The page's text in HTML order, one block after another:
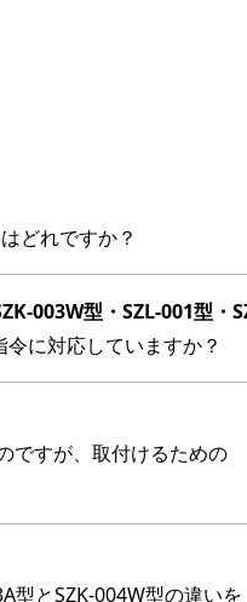
どれですか？
003W型・SZL-001型
に対応していますか？
ですが、取付けるための
型とSZK-004W型の違いを